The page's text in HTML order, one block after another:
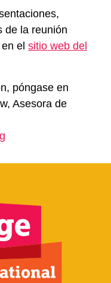
de la reunión
el sitio web del
póngase en
Asesora de